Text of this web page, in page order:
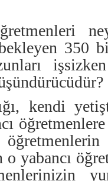
350
kendi
o yabancı